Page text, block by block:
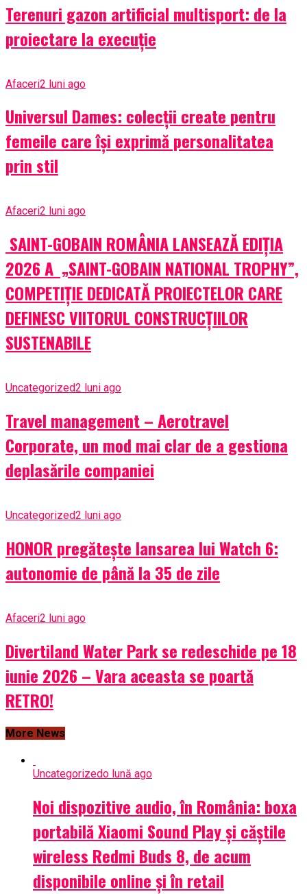
Terenuri gazon artificial multisport: de la
proiectare la execuție
Afaceri2 luni ago
Universul Dames: colecții create pentru
femeile care își exprimă personalitatea
prin stil
Afaceri2 luni ago
SAINT-GOBAIN ROMÂNIA LANSEAZĂ EDIȚIA
2026 A „SAINT-GOBAIN NATIONAL TROPHY”,
COMPETIȚIE DEDICATĂ PROIECTELOR CARE
DEFINESC VIITORUL CONSTRUCȚIILOR
SUSTENABILE
Uncategorized2 luni ago
Travel management – Aerotravel
Corporate, un mod mai clar de a gestiona
deplasările companiei
Uncategorized2 luni ago
HONOR pregătește lansarea lui Watch 6:
autonomie de până la 35 de zile
Afaceri2 luni ago
Divertiland Water Park se redeschide pe 18
iunie 2026 – Vara aceasta se poartă
RETRO!
More News
Uncategorizedo lună ago
Noi dispozitive audio, în România: boxa
portabilă Xiaomi Sound Play și căștile
wireless Redmi Buds 8, de acum
disponibile online și în retail